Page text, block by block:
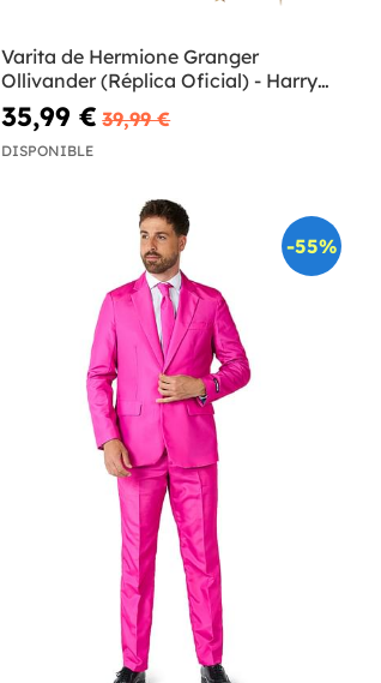
Varita de Hermione Granger
Ollivander (Réplica Oficial) - Harry
Potter
35,99 € 39,99 €
DISPONIBLE
-55%